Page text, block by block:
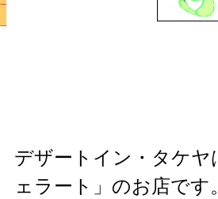
デザートイン・タケヤ
ェラート」のお店で